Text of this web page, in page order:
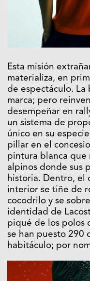
Esta misión
materializa, en
de espectáculo. La
marca; pero
desempeñar en
un sistema de
único en su
pillar en el
pintura blanca que
alpinos donde sus
historia. Dentro, el
interior se tiñe de
cocodrilo y se
identidad de
piqué de los polos
se han puesto 290
habitáculo; por